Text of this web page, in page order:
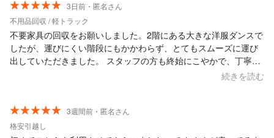
3日前・匿名さん
不用品回収 / 軽トラック
不要家具の回収をお願いしました。2階にある大きな洋服ダンスで
したが、運びにくい階段にもかかわらず、とてもスムーズに運び
出していただきました。 スタッフの方も終始にこやかで、丁寧に
対応してくださいました。また機会があれば、ぜひお願いしたい
続きを読む
3週間前・匿名さん
格安引越し